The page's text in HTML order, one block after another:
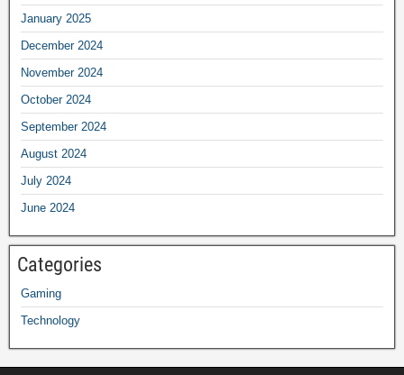
January 2025
December 2024
November 2024
October 2024
September 2024
August 2024
July 2024
June 2024
Categories
Gaming
Technology